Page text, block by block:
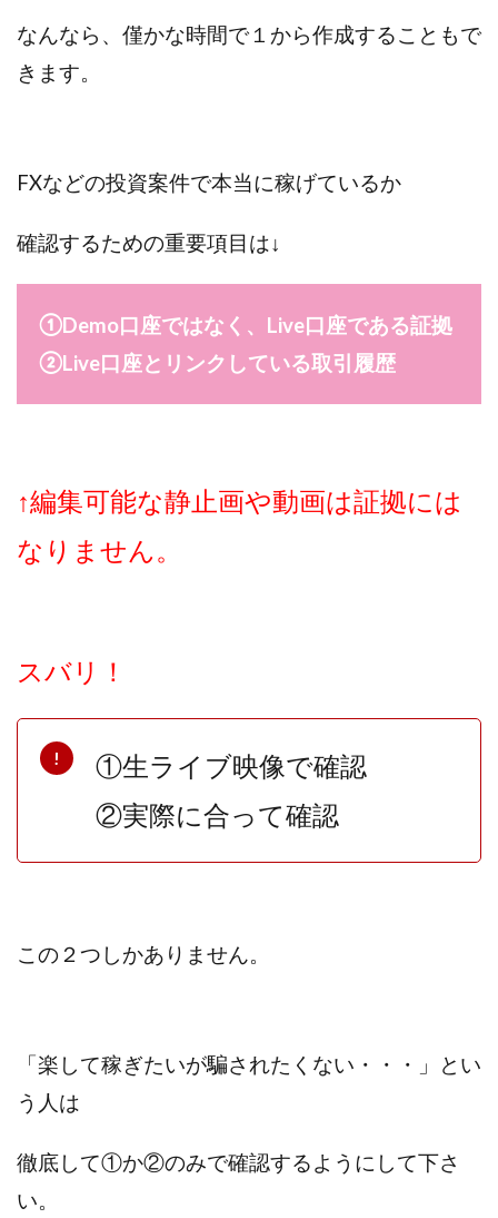
なんなら、僅かな時間で１から作成することもで
きます。
FXなどの投資案件で本当に稼げているか
確認するための重要項目は↓
①Demo口座ではなく、Live口座である証拠
②Live口座とリンクしている取引履歴
↑編集可能な静止画や動画は証拠には
なりません。
スバリ！
①生ライブ映像で確認
②実際に合って確認
この２つしかありません。
「楽して稼ぎたいが騙されたくない・・・」とい
う人は
徹底して①か②のみで確認するようにして下さ
い。